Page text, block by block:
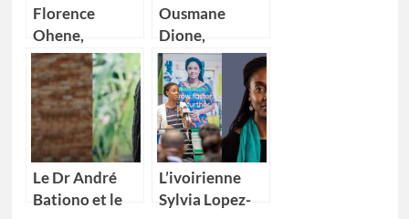
Florence
Ohene,
nouvelle
Directrice
générale d’IBM
Ghana
Ousmane
Dione,
nouveau
Directeur pays
de la Banque
mondiale pour
4 pays Africains
Le Dr André
Bationo et le
L’ivoirienne
Sylvia Lopez-